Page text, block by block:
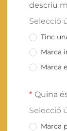
descriu
Selecció
Tinc
Marca
Marca
Quina
Selecció
Marca